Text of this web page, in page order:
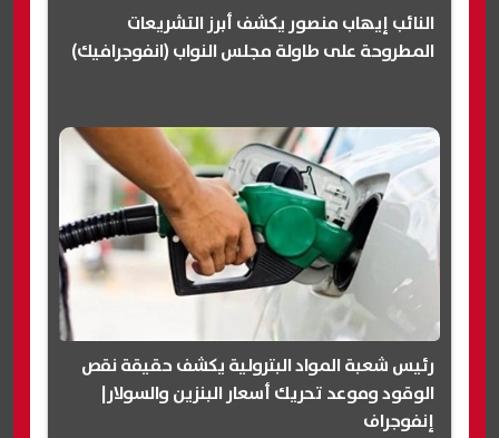
النائب إيهاب منصور يكشف أبرز التشريعات
المطروحة على طاولة مجلس النواب (انفوجرافيك)
رئيس شعبة المواد البترولية يكشف حقيقة نقص
الوقود وموعد تحريك أسعار البنزين والسولار|
إنفوجراف